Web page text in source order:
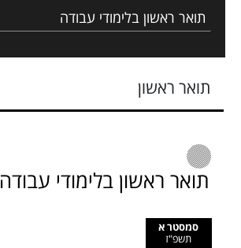
תואר ראשון
תואר ראשון בלימודי עבודה
סמסטר א
תשפ"ז